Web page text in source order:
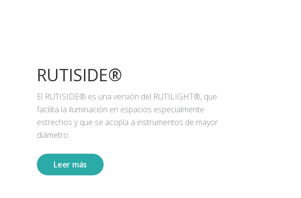
RUTISIDE®
El RUTISIDE® es una versión del RUTILIGHT®, que
facilita la iluminación en espacios especialmente
estrechos y que se acopla a instrumentos de mayor
diámetro.
Leer más